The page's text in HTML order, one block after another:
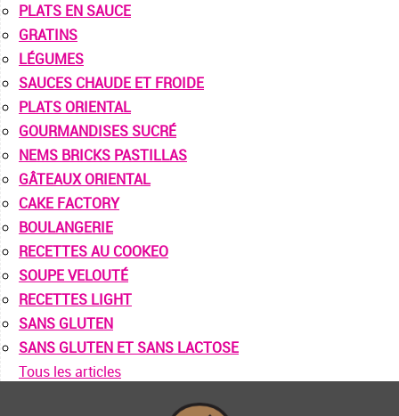
PLATS EN SAUCE
GRATINS
LÉGUMES
SAUCES CHAUDE ET FROIDE
PLATS ORIENTAL
GOURMANDISES SUCRÉ
NEMS BRICKS PASTILLAS
GÂTEAUX ORIENTAL
CAKE FACTORY
BOULANGERIE
RECETTES AU COOKEO
SOUPE VELOUTÉ
RECETTES LIGHT
SANS GLUTEN
SANS GLUTEN ET SANS LACTOSE
Tous les articles